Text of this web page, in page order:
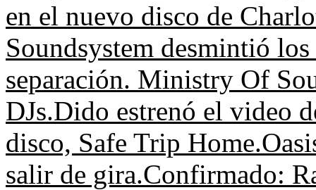
en el nuevo disco de
Soundsystem desmintió
separación. Ministry Of
DJs.Dido estrenó el video
disco, Safe Trip Home.
salir de gira.Confirmado: